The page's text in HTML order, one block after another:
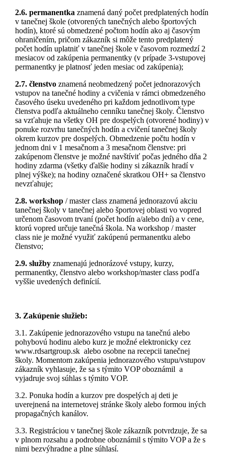
2.6. permanentka znamená daný počet predplatených hodín
v tanečnej škole (otvorených tanečných alebo športových
hodín), ktoré sú obmedzené počtom hodín ako aj časovým
ohraničením, pričom zákazník si môže tento predplatený
počet hodín uplatniť v tanečnej škole v časovom rozmedzí 2
mesiacov od zakúpenia permanentky (v prípade 3-vstupovej
permanentky je platnosť jeden mesiac od zakúpenia);
2.7. členstvo znamená neobmedzený počet jednorazových
vstupov na tanečné hodiny a cvičenia v rámci obmedzeného
časového úseku uvedeného pri každom jednotlivom type
členstva podľa aktuálneho cenníku tanečnej školy. Členstvo
sa vzťahuje na všetky OH pre dospelých (otvorené hodiny) v
ponuke rozvrhu tanečných hodín a cvičení tanečnej školy
okrem kurzov pre dospelých. Obmedzenie počtu hodín v
jednom dni v 1 mesačnom a 3 mesačnom členstve: pri
zakúpenom členstve je možné navštíviť počas jedného dňa 2
hodiny zdarma (všetky ďalšie hodiny si zákazník hradí v
plnej výške); na hodiny označené skratkou OH+ sa členstvo
nevzťahuje;
2.8. workshop / master class znamená jednorazovú akciu
tanečnej školy v tanečnej alebo športovej oblasti vo vopred
určenom časovom trvaní (počet hodín a/alebo dní) a v cene,
ktorú vopred určuje tanečná škola. Na workshop / master
class nie je možné využiť zakúpenú permanentku alebo
členstvo;
2.9. služby znamenajú jednorázové vstupy, kurzy,
permanentky, členstvo alebo workshop/master class podľa
vyššie uvedených definícií.
3. Zakúpenie služieb:
3.1. Zakúpenie jednorazového vstupu na tanečnú alebo
pohybovú hodinu alebo kurz je možné elektronicky cez
www.rdsartgroup.sk alebo osobne na recepcii tanečnej
školy. Momentom zakúpenia jednorazového vstupu/vstupov
zákazník vyhlasuje, že sa s týmito VOP oboznámil a
vyjadruje svoj súhlas s týmito VOP.
3.2. Ponuka hodín a kurzov pre dospelých aj deti je
uverejnená na internetovej stránke školy alebo formou iných
propagačných kanálov.
3.3. Registráciou v tanečnej škole zákazník potvrdzuje, že sa
v plnom rozsahu a podrobne oboznámil s týmito VOP a že s
nimi bezvýhradne a plne súhlasí.